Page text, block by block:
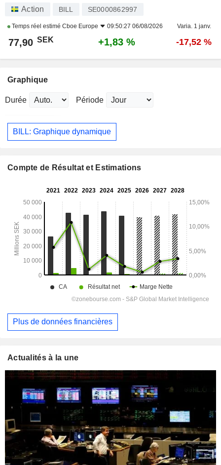
Action BILL SE0000862997
Temps réel estimé Cboe Europe 09:50:27 06/08/2026 Varia. 1 janv.
77,90 SEK +1,83 % -17,52 %
Graphique
Durée Période
BILL: Graphique dynamique
Compte de Résultat et Estimations
Plus de données financières
Actualités à la une